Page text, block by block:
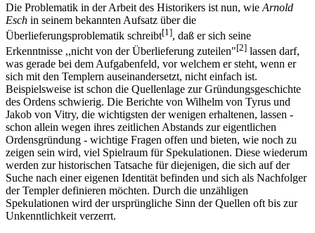
Die Problematik in der Arbeit des Historikers ist nun, wie Arnold
Esch in seinem bekannten Aufsatz über die
Überlieferungsproblematik schreibt[1], daß er sich seine
Erkenntnisse ,,nicht von der Überlieferung zuteilen"[2] lassen darf,
was gerade bei dem Aufgabenfeld, vor welchem er steht, wenn er
sich mit den Templern auseinandersetzt, nicht einfach ist.
Beispielsweise ist schon die Quellenlage zur Gründungsgeschichte
des Ordens schwierig. Die Berichte von Wilhelm von Tyrus und
Jakob von Vitry, die wichtigsten der wenigen erhaltenen, lassen -
schon allein wegen ihres zeitlichen Abstands zur eigentlichen
Ordensgründung - wichtige Fragen offen und bieten, wie noch zu
zeigen sein wird, viel Spielraum für Spekulationen. Diese wiederum
werden zur historischen Tatsache für diejenigen, die sich auf der
Suche nach einer eigenen Identität befinden und sich als Nachfolger
der Templer definieren möchten. Durch die unzähligen
Spekulationen wird der ursprüngliche Sinn der Quellen oft bis zur
Unkenntlichkeit verzerrt.